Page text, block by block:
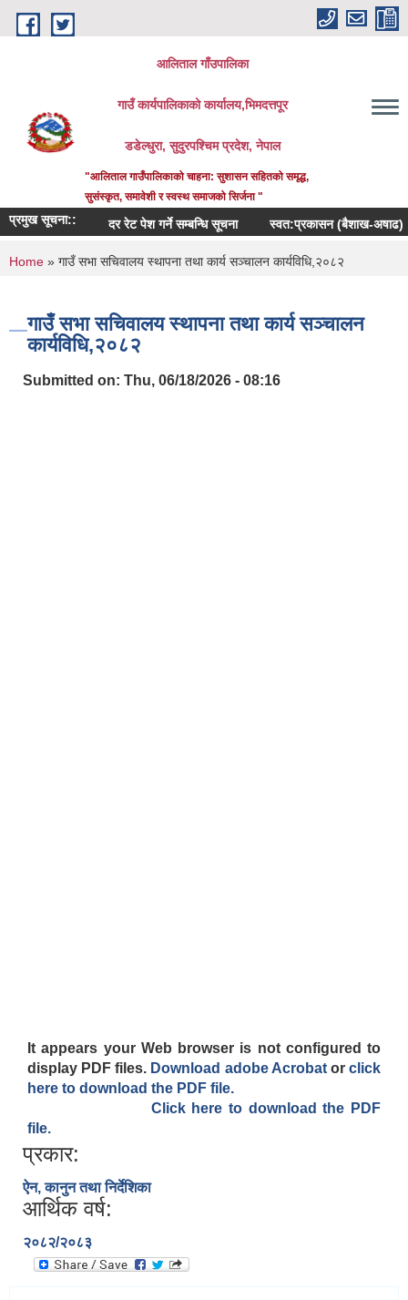
Skip to main content
आलिताल गाँउपालिका
गाउँ कार्यपालिकाको कार्यालय,भिमदत्तपूर
डडेल्धुरा, सुदुरपश्चिम प्रदेश, नेपाल
"आलिताल गाउँपालिकाको चाहना: सुशासन सहितको समृद्ध,
सुसंस्कृत, समावेशी र स्वस्थ समाजको सिर्जना "
प्रमुख सूचना:: दर रेट पेश गर्ने सम्बन्धि सूचना स्वत:प्रकासन (बैशाख-अषाढ) २०८३
You are here
Home » गाउँ सभा सचिवालय स्थापना तथा कार्य सञ्चालन कार्यविधि,२०८२
गाउँ सभा सचिवालय स्थापना तथा कार्य सञ्चालन
कार्यविधि,२०८२
Submitted on: Thu, 06/18/2026 - 08:16
It appears your Web browser is not configured to
display PDF files. Download adobe Acrobat orclick
here to download the PDF file.
Click here to download the PDF
file.
प्रकार:
ऐन, कानुन तथा निर्देशिका
आर्थिक वर्ष:
२०८२/२०८३